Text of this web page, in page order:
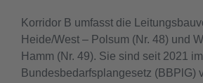
Korridor B umfasst die
Heide/West – Polsum (Nr. 48) und
Hamm (Nr. 49). Sie sind seit 2021 im
Bundesbedarfsplangesetz (BBPlG)